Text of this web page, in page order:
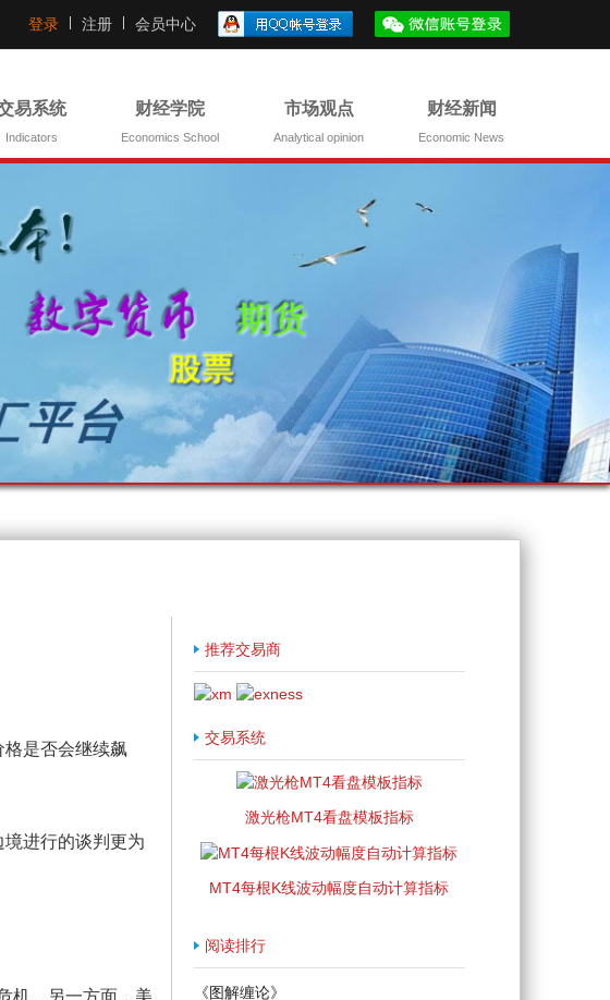
登录 注册 会员中心
易系统
Indicators
财经学院
Economics School
市场观点
Analytical opinion
财经新闻
Economic News
是否会继续飙
进行的谈判更为
机。另一方面，美
推荐交易商
交易系统
激光枪MT4看盘模板指标
MT4每根K线波动幅度自动计算指标
阅读排行
《图解缠论》